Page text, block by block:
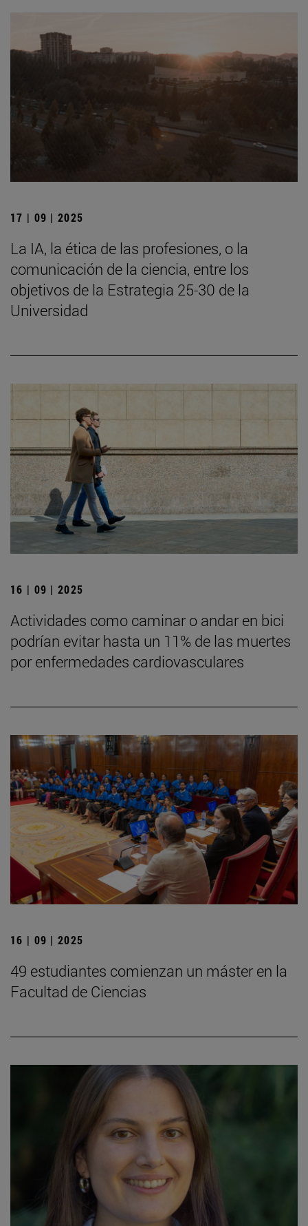
17 | 09 | 2025
La IA, la ética de las profesiones, o la
comunicación de la ciencia, entre los
objetivos de la Estrategia 25-30 de la
Universidad
16 | 09 | 2025
Actividades como caminar o andar en bici
podrían evitar hasta un 11% de las muertes
por enfermedades cardiovasculares
16 | 09 | 2025
49 estudiantes comienzan un máster en la
Facultad de Ciencias